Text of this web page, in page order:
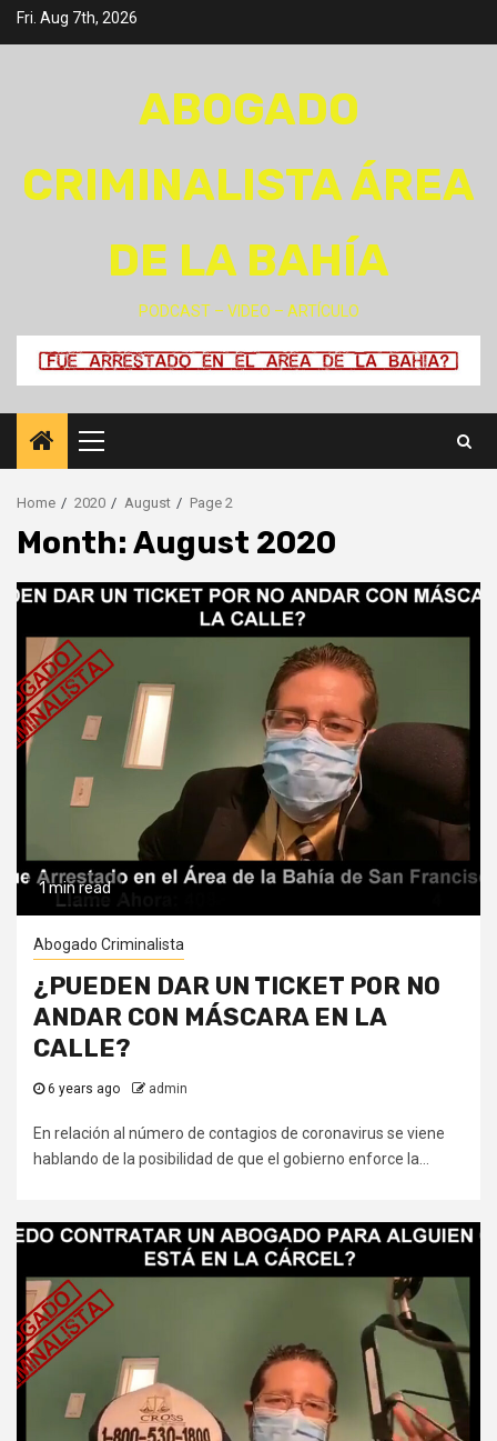
SkipFri. Aug 7th, 2026
ABOGADO
CRIMINALISTA ÁREA
DE LA BAHÍA
PODCAST – VIDEO – ARTÍCULO
Primary
Menu
Home 2020 August Page 2
Month: August 2020
1 min read
Abogado Criminalista
¿PUEDEN DAR UN TICKET POR NO
ANDAR CON MÁSCARA EN LA
CALLE?
6 years ago admin
En relación al número de contagios de coronavirus se viene
hablando de la posibilidad de que el gobierno enforce la...